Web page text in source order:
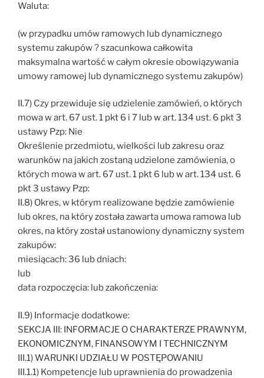
Waluta:
(w przypadku umów ramowych lub dynamicznego
systemu zakupów ? szacunkowa całkowita
maksymalna wartość w całym okresie obowiązywania
umowy ramowej lub dynamicznego systemu zakupów)
II.7) Czy przewiduje się udzielenie zamówień, o których
mowa w art. 67 ust. 1 pkt 6 i 7 lub w art. 134 ust. 6 pkt 3
ustawy Pzp: Nie
Określenie przedmiotu, wielkości lub zakresu oraz
warunków na jakich zostaną udzielone zamówienia, o
których mowa w art. 67 ust. 1 pkt 6 lub w art. 134 ust. 6
pkt 3 ustawy Pzp:
II.8) Okres, w którym realizowane będzie zamówienie
lub okres, na który została zawarta umowa ramowa lub
okres, na który został ustanowiony dynamiczny system
zakupów:
miesiącach: 36 lub dniach:
lub
data rozpoczęcia: lub zakończenia:
II.9) Informacje dodatkowe:
SEKCJA III: INFORMACJE O CHARAKTERZE PRAWNYM,
EKONOMICZNYM, FINANSOWYM I TECHNICZNYM
III.1) WARUNKI UDZIAŁU W POSTĘPOWANIU
III.1.1) Kompetencje lub uprawnienia do prowadzenia